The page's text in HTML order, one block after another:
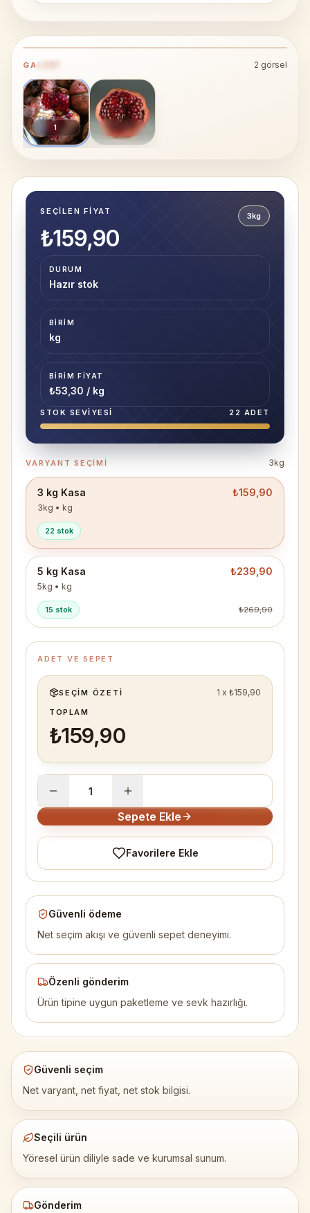
GALERI 2 görsel
1
ÜRÜN GALERISI / 2
DETAY GÖRÜNÜM
SEÇILEN FIYAT
₺159,90
3kg
DURUM
Hazır stok
BIRIM
kg
BIRIM FIYAT
₺53,30 / kg
STOK SEVIYESI 22 ADET
VARYANT SEÇIMI 3kg
3 kg Kasa
3kg • kg
₺159,90
22 stok
5 kg Kasa
5kg • kg
₺239,90
15 stok ₺269,90
ADET VE SEPET
SEÇIM ÖZETI 1 x ₺159,90
TOPLAM
₺159,90
Sepete Ekle
Favorilere Ekle
Güvenli ödeme
Net seçim akışı ve güvenli sepet deneyimi.
Özenli gönderim
Ürün tipine uygun paketleme ve sevk hazırlığı.
Güvenli seçim
Net varyant, net fiyat, net stok bilgisi.
Seçili ürün
Yöresel ürün diliyle sade ve kurumsal sunum.
Gönderim